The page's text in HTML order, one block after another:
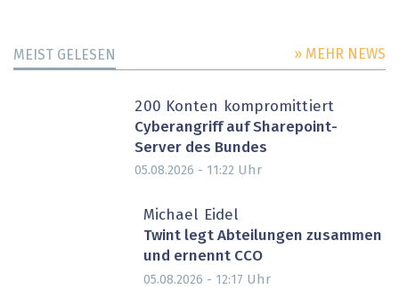
MEIST GELESEN » MEHR NEWS
200 Konten kompromittiert
Cyberangriff auf Sharepoint-
Server des Bundes
05.08.2026 - 11:22 Uhr
Michael Eidel
Twint legt Abteilungen zusammen
und ernennt CCO
05.08.2026 - 12:17 Uhr